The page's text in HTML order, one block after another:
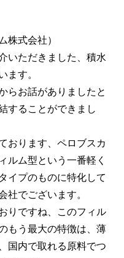
株式会社）
いただきました、積水
ます。
らお話がありましたと
することができまし
おります、ペロブスカ
ルム型という一番軽く
イプのものに特化して
社でございます。
りですね、このフィル
もう最大の特徴は、薄
国内で取れる原料でつ